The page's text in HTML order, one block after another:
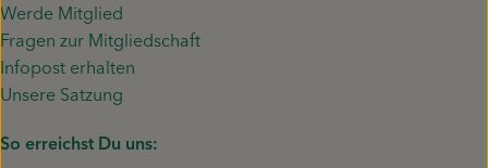
Werde Mitglied
Fragen zur Mitgliedschaft
Infopost erhalten
Unsere Satzung
So erreichst Du uns: